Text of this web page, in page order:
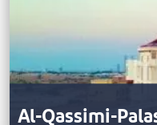
Al-Qassimi-